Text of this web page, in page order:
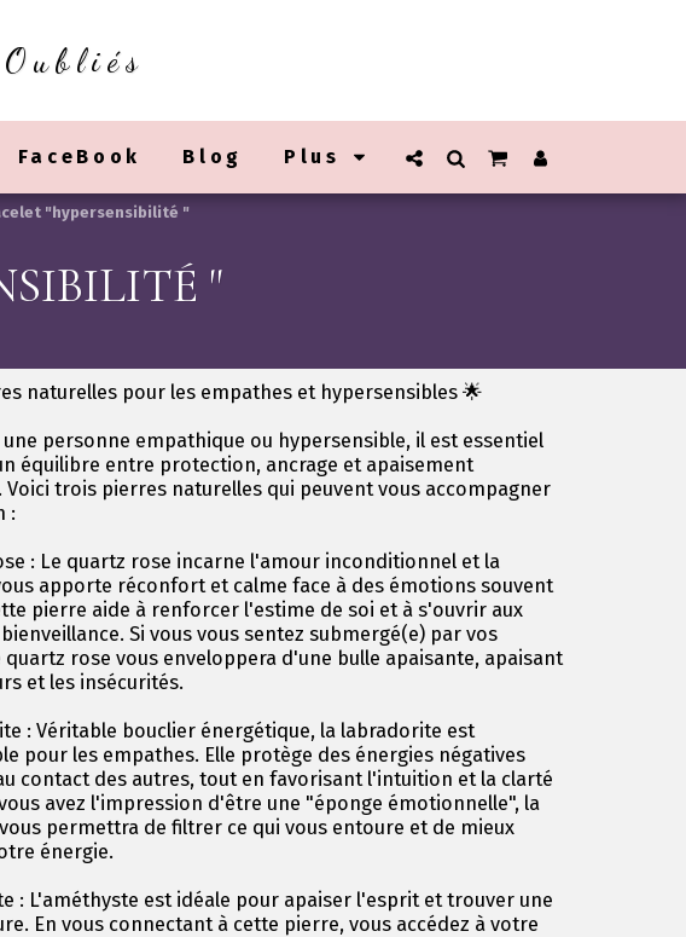
FaceBook Blog Plus
"hypersensibilité "
"
naturelles pour les empathes et hypersensibles 🌟
une personne empathique ou hypersensible, il est essentiel
équilibre entre protection, ancrage et apaisement
trois pierres naturelles qui peuvent vous accompagner
:
: Le quartz rose incarne l'amour inconditionnel et la
apporte réconfort et calme face à des émotions souvent
pierre aide à renforcer l'estime de soi et à s'ouvrir aux
Si vous vous sentez submergé(e) par vos
quartz rose vous enveloppera d'une bulle apaisante, apaisant
et les insécurités.
: Véritable bouclier énergétique, la labradorite est
pour les empathes. Elle protège des énergies négatives
contact des autres, tout en favorisant l'intuition et la clarté
avez l'impression d'être une "éponge émotionnelle", la
permettra de filtrer ce qui vous entoure et de mieux
énergie.
: L'améthyste est idéale pour apaiser l'esprit et trouver une
En vous connectant à cette pierre, vous accédez à votre